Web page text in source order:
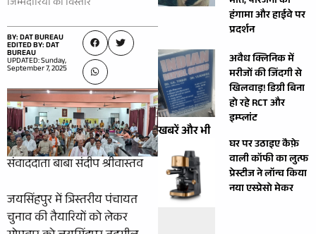
BY: DAT BUREAU
EDITED BY: DAT
BUREAU
UPDATED: Sunday,
September 7, 2025
संवाददाता बाबा संदीप श्रीवास्तव
जयसिंहपुर में त्रिस्तरीय पंचायत
चुनाव की तैयारियों को लेकर
हंगामा और हाईवे पर
प्रदर्शन
अवैध क्लिनिक में
मरीजों की जिंदगी से
खिलवाड़! डिग्री बिना
हो रहे RCT और
इम्प्लांट
खबरें और भी
घर पर उठाइए कैफ़े
वाली कॉफी का लुत्फ
प्रेस्टीज ने लॉन्च किया
नया एस्प्रेसो मेकर